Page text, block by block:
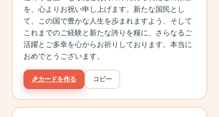
を、心よりお祝い申し上げます。新たな国民とし
て、この国で豊かな人生を歩まれますよう、そして
これまでのご経験と新たな誇りを糧に、さらなるご
活躍とご多幸を心からお祈りしております。本当に
おめでとうございます。
🎉カードを作る コピー